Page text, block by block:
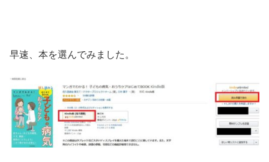
早速、本を選んでみました。